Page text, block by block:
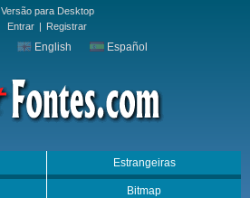
Versão para Desktop
Entrar | Registrar
English Español
Estrangeiras
Bitmap